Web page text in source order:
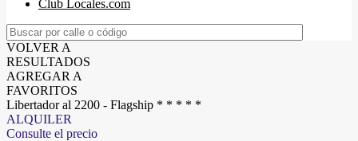
Club Locales.com
VOLVER A
RESULTADOS
AGREGAR A
FAVORITOS
Libertador al 2200 - Flagship * * * * *
ALQUILER
Consulte el precio